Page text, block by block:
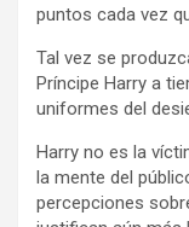
puntos cada vez
Tal vez se
Príncipe Harry a
uniformes del
Harry no es la
la mente del
percepciones